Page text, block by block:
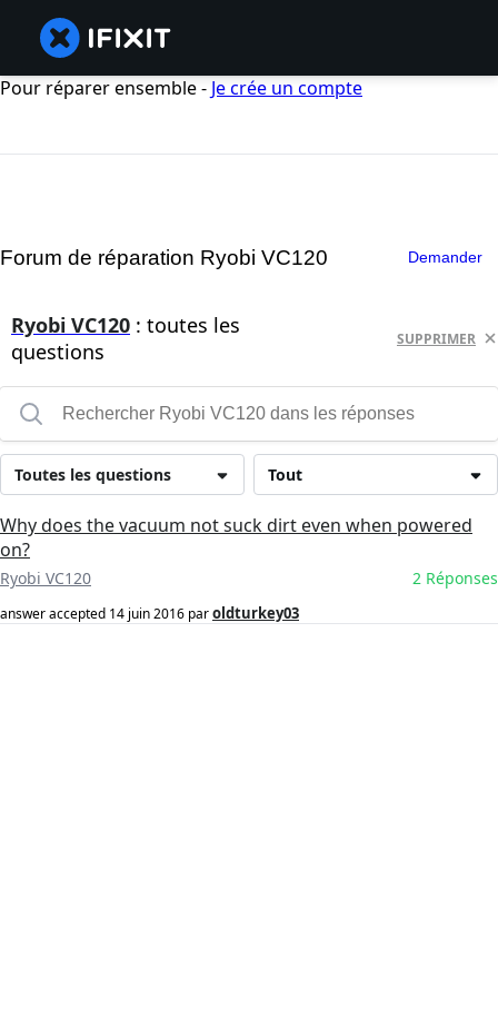
Pour réparer ensemble - Je crée un compte
Forum de réparation Ryobi VC120 Demander
Ryobi VC120 : toutes les
questions
SUPPRIMER
Tout
Toutes les questions
Why does the vacuum not suck dirt even when powered
on?
Ryobi VC120 2 Réponses
answer accepted 14 juin 2016 paroldturkey03